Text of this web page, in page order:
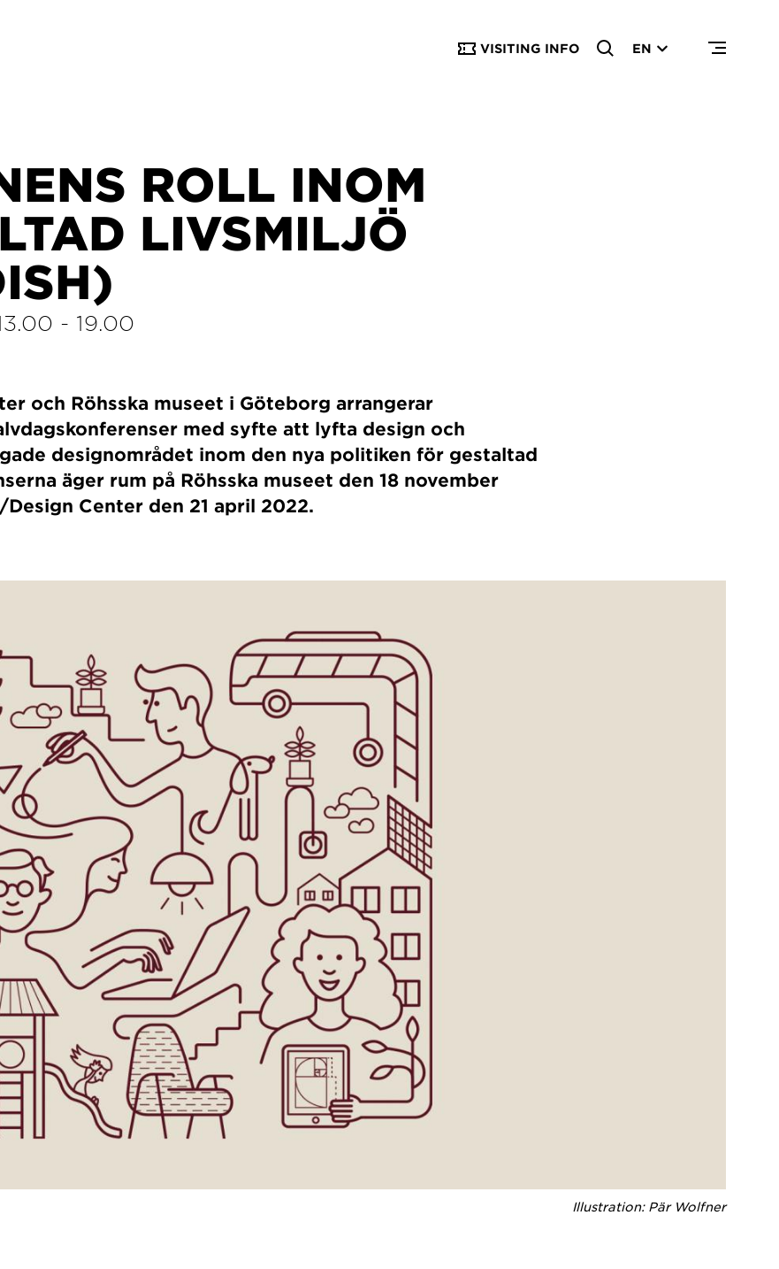
VISITING INFO EN
ROLL INOM
LIVSMILJÖ
- 19.00
och Röhsska museet i Göteborg arrangerar
med syfte att lyfta design och
designområdet inom den nya politiken för gestaltad
äger rum på Röhsska museet den 18 november
Center den 21 april 2022.
Illustration: Pär Wolfner